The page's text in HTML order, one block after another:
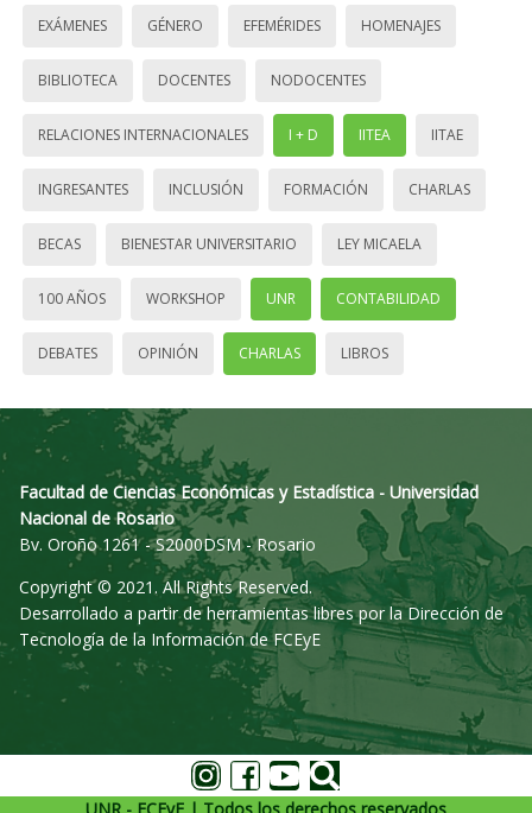
EXÁMENES GÉNERO EFEMÉRIDES HOMENAJES
BIBLIOTECA DOCENTES NODOCENTES
RELACIONES INTERNACIONALES I + D IITEA IITAE
INGRESANTES INCLUSIÓN FORMACIÓN CHARLAS
BECAS BIENESTAR UNIVERSITARIO LEY MICAELA
100 AÑOS WORKSHOP UNR CONTABILIDAD
DEBATES OPINIÓN CHARLAS LIBROS
Facultad de Ciencias Económicas y Estadística - Universidad
Nacional de Rosario
Bv. Oroño 1261 - S2000DSM - Rosario
Copyright © 2021. All Rights Reserved.
Desarrollado a partir de herramientas libres por la Dirección de
Tecnología de la Información de FCEyE